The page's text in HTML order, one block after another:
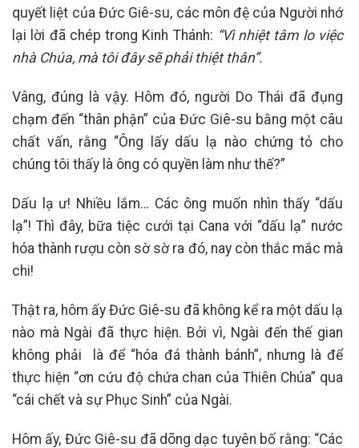
quyết liệt của Đức Giê-su, các môn đệ của Người nhớ
lại lời đã chép trong Kinh Thánh: “Vì nhiệt tâm lo việc
nhà Chúa, mà tôi đây sẽ phải thiệt thân”.
Vâng, đúng là vậy. Hôm đó, người Do Thái đã đụng
chạm đến “thân phận” của Đức Giê-su bằng một câu
chất vấn, rằng “Ông lấy dấu lạ nào chứng tỏ cho
chúng tôi thấy là ông có quyền làm như thế?”
Dấu lạ ư! Nhiều lắm… Các ông muốn nhìn thấy “dấu
lạ”! Thì đây, bữa tiệc cưới tại Cana với “dấu lạ” nước
hóa thành rượu còn sờ sờ ra đó, nay còn thắc mắc mà
chi!
Thật ra, hôm ấy Đức Giê-su đã không kể ra một dấu lạ
nào mà Ngài đã thực hiện. Bởi vì, Ngài đến thế gian
không phải là để “hóa đá thành bánh”, nhưng là để
thực hiện “ơn cứu độ chứa chan của Thiên Chúa” qua
“cái chết và sự Phục Sinh” của Ngài.
Hôm ấy, Đức Giê-su đã dõng dạc tuyên bố rằng: “Các